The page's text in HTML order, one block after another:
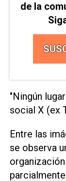
de la
"Ningún
social X (ex
Entre las
se observa